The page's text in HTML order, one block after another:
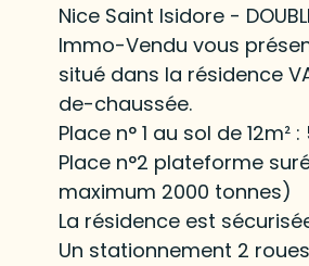
Nice Saint Isidore -
Immo-Vendu vous
situé dans la résidence
de-chaussée.
Place n° 1 au sol de 12m²
Place n°2 plateforme
maximum 2000 tonnes)
La résidence est
Un stationnement 2